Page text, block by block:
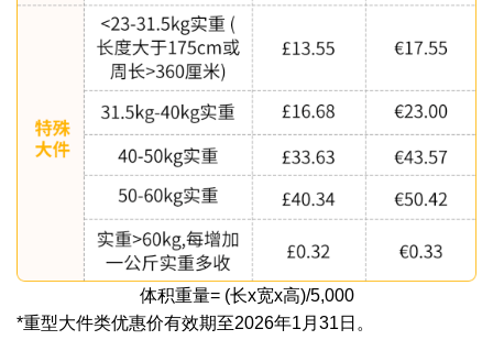
体积重量= (长x宽x高)/5,000
*重型大件类优惠价有效期至2026年1月31日。